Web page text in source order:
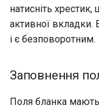
натисніть
активної вкладки.
і є безповоротним.
Заповнення
Поля бланка мають